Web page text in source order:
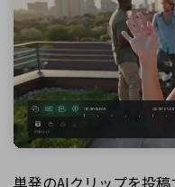
単発のAIクリップを投